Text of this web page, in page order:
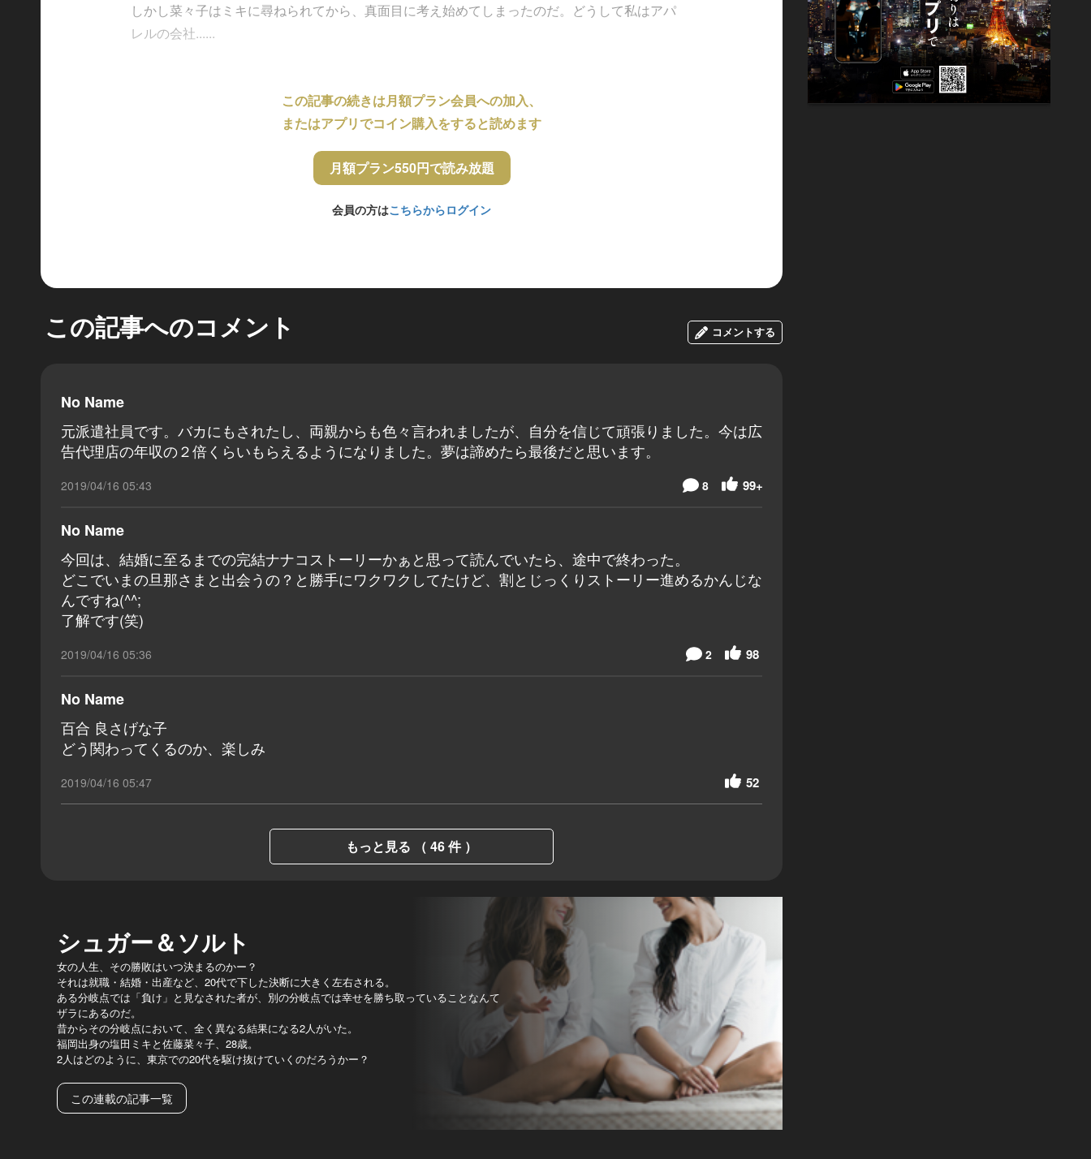
しかし菜々子はミキに尋ねられてから、真面目に考え始めてしまったのだ。どうして私はアパ
レルの会社......
この記事の続きは月額プラン会員への加入、
またはアプリでコイン購入をすると読めます
月額プラン550円で読み放題
会員の方はこちらからログイン
この記事へのコメント コメントする
No Name
元派遣社員です。バカにもされたし、両親からも色々言われましたが、自分を信じて頑張りました。今は広
告代理店の年収の２倍くらいもらえるようになりました。夢は諦めたら最後だと思います。
2019/04/16 05:43 99+
8
No Name
今回は、結婚に至るまでの完結ナナコストーリーかぁと思って読んでいたら、途中で終わった。
どこでいまの旦那さまと出会うの？と勝手にワクワクしてたけど、割とじっくりストーリー進めるかんじな
んですね(^^;
了解です(笑)
2019/04/16 05:36 98
2
No Name
百合 良さげな子
どう関わってくるのか、楽しみ
2019/04/16 05:47 52
もっと見る （ 46 件 ）
シュガー＆ソルト
女の人生、その勝敗はいつ決まるのかー？
それは就職・結婚・出産など、20代で下した決断に大きく左右される。
ある分岐点では「負け」と見なされた者が、別の分岐点では幸せを勝ち取っていることなんて
ザラにあるのだ。
昔からその分岐点において、全く異なる結果になる2人がいた。
福岡出身の塩田ミキと佐藤菜々子、28歳。
2人はどのように、東京での20代を駆け抜けていくのだろうかー？
この連載の記事一覧